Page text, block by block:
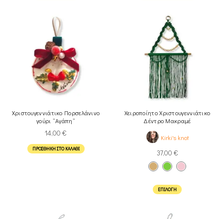
Χριστουγεννιάτικο Πορσελάνινο
γούρι ”Αγάπη”
14,00 €
ΠΡΟΣΘΉΚΗ ΣΤΟ ΚΑΛΆΘΙ
Χειροποίητο Χριστουγεννιάτικο
Δέντρο Μακραμέ
Kirki's knot
37,00 €
ΕΠΙΛΟΓΉ